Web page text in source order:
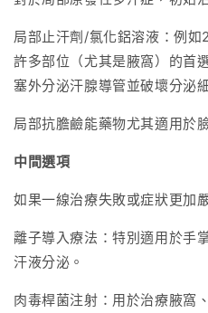
局部止汗劑/氯化鋁溶液：例
許多部位（尤其是腋窩）的首
塞外分泌汗腺導管並破壞分泌
局部抗膽鹼能藥物尤其適用於
中間選項
如果一線治療失敗或症狀更加
離子導入療法：特別適用於手
汗液分泌。
肉毒桿菌注射：用於治療腋窩